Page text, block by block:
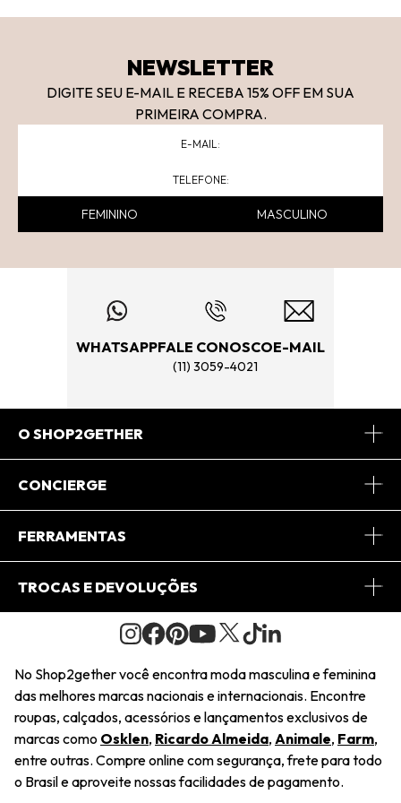
NEWSLETTER
DIGITE SEU E-MAIL E RECEBA 15% OFF EM SUA
PRIMEIRA COMPRA.
FEMININO MASCULINO
WHATSAPPFALE CONOSCO
(11) 3059-4021
E-MAIL
O SHOP2GETHER
Sobre Nós
Journal
Saiu na Mídia
Sustentabilidade
Navegando
CONCIERGE
Central de Relacionamento
Regulamento e Promoções
FERRAMENTAS
Minha Conta
Pedido de Presente
Wishlist
TROCAS E DEVOLUÇÕES
Condições Gerais
Troca Fácil
Restituição de Pagamento
Dúvidas Frequentes
No Shop2gether você encontra moda masculina e feminina
das melhores marcas nacionais e internacionais. Encontre
roupas, calçados, acessórios e lançamentos exclusivos de
marcas como Osklen, Ricardo Almeida, Animale, Farm,
entre outras. Compre online com segurança, frete para todo
o Brasil e aproveite nossas facilidades de pagamento.